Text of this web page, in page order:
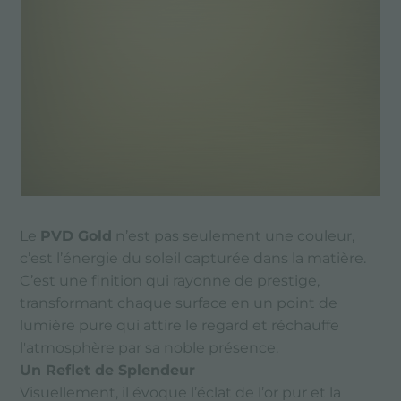
Le PVD Gold n’est pas seulement une couleur,
c’est l’énergie du soleil capturée dans la matière.
C’est une finition qui rayonne de prestige,
transformant chaque surface en un point de
lumière pure qui attire le regard et réchauffe
l'atmosphère par sa noble présence.
Un Reflet de Splendeur
Visuellement, il évoque l’éclat de l’or pur et la